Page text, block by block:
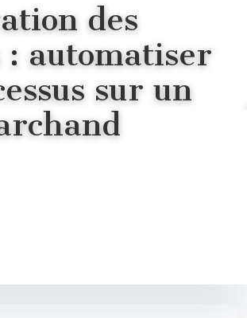
des
: automatiser
sur un